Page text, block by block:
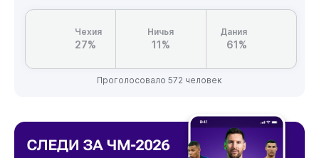
Чехия
27%
Ничья
11%
Дания
61%
Проголосовало 572 человек